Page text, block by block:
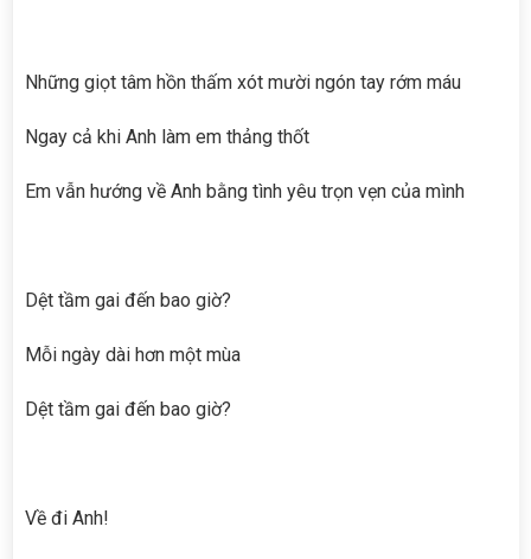
Những giọt tâm hồn thấm xót mười ngón tay rớm máu
Ngay cả khi Anh làm em thảng thốt
Em vẫn hướng về Anh bằng tình yêu trọn vẹn của mình
Dệt tầm gai đến bao giờ?
Mỗi ngày dài hơn một mùa
Dệt tầm gai đến bao giờ?
Về đi Anh!